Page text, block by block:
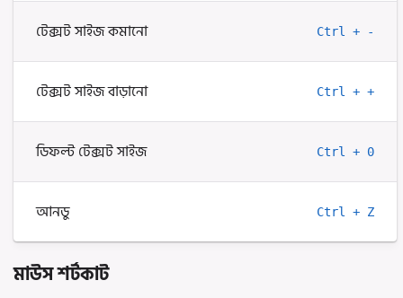
টেক্সট সাইজ কমানো Ctrl + -
টেক্সট সাইজ বাড়ানো Ctrl + +
ডিফল্ট টেক্সট সাইজ Ctrl + 0
আনডু Ctrl + Z
মাউস শর্টকাট